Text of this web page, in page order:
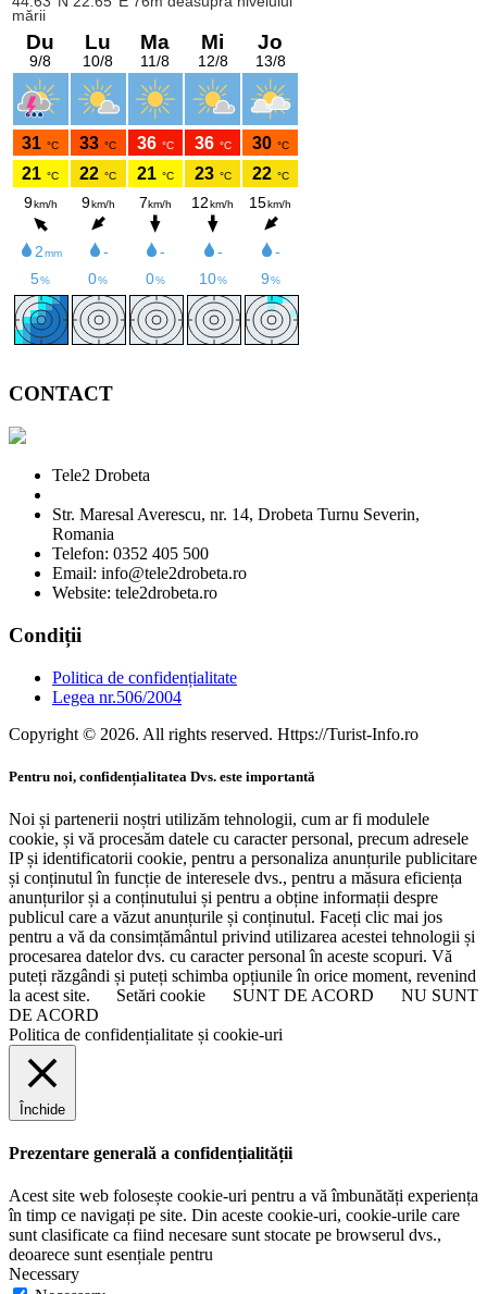
CONTACT
Tele2 Drobeta
Str. Maresal Averescu, nr. 14, Drobeta Turnu Severin,
Romania
Telefon: 0352 405 500
Email: info@tele2drobeta.ro
Website: tele2drobeta.ro
Condiții
Politica de confidențialitate
Legea nr.506/2004
Copyright © 2026. All rights reserved. Https://Turist-Info.ro
Pentru noi, confidențialitatea Dvs. este importantă
Noi și partenerii noștri utilizăm tehnologii, cum ar fi modulele
cookie, și vă procesăm datele cu caracter personal, precum adresele
IP și identificatorii cookie, pentru a personaliza anunțurile publicitare
și conținutul în funcție de interesele dvs., pentru a măsura eficiența
anunțurilor și a conținutului și pentru a obține informații despre
publicul care a văzut anunțurile și conținutul. Faceți clic mai jos
pentru a vă da consimțământul privind utilizarea acestei tehnologii și
procesarea datelor dvs. cu caracter personal în aceste scopuri. Vă
puteți răzgândi și puteți schimba opțiunile în orice moment, revenind
la acest site.
Setări cookie SUNT DE ACORD
NU SUNT
DE ACORD
Politica de confidențialitate și cookie-uri
Închide
Prezentare generală a confidențialității
Acest site web folosește cookie-uri pentru a vă îmbunătăți experiența
în timp ce navigați pe site. Din aceste cookie-uri, cookie-urile care
sunt clasificate ca fiind necesare sunt stocate pe browserul dvs.,
deoarece sunt esențiale pentru
Necessary